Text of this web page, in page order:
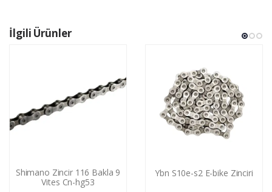
İlgili Ürünler
Shimano Zincir 116 Bakla 9
Vites Cn-hg53
Ybn S10e-s2 E-bike Zinciri